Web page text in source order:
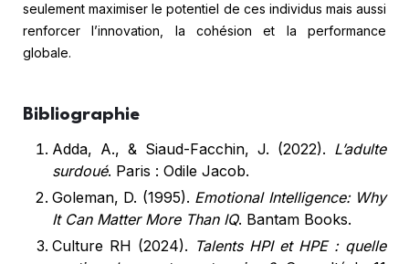
seulement maximiser le potentiel de ces individus mais aussi
renforcer l’innovation, la cohésion et la performance
globale.
Bibliographie
Adda, A., & Siaud-Facchin, J. (2022). L’adulte
surdoué. Paris : Odile Jacob.
Goleman, D. (1995). Emotional Intelligence: Why
It Can Matter More Than IQ. Bantam Books.
Culture RH (2024). Talents HPI et HPE : quelle